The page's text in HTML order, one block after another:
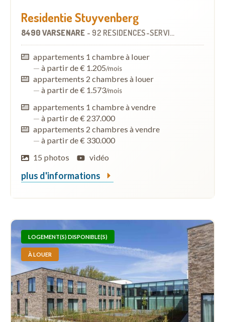
Residentie Stuyvenberg
8490 VARSENARE - 92 RÉSIDENCES-SERVICES
appartements 1 chambre à louer
— à partir de € 1.205/mois
appartements 2 chambres à louer
— à partir de € 1.573/mois
appartements 1 chambre à vendre
— à partir de € 237.000
appartements 2 chambres à vendre
— à partir de € 330.000
15 photos
vidéo
plus d'informations
LOGEMENT(S) DISPONIBLE(S)
À LOUER